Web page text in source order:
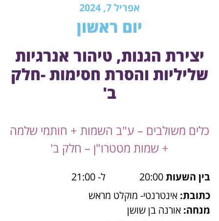
אפריל 7, 2024
יום ראשון
יצירת הגנות, טיהור אנרגיות
שליליות והסרת חסימות -חלק
ב'
כלים משולבים – ע"ב השמות + חותמי שלמה
+ שמות מטטרו"ן – חלק ב'
בין השעות
ל- 21:00
כתובת: אינטרנטי- מוקלט מראש
מנחה: אורנה בן שושן